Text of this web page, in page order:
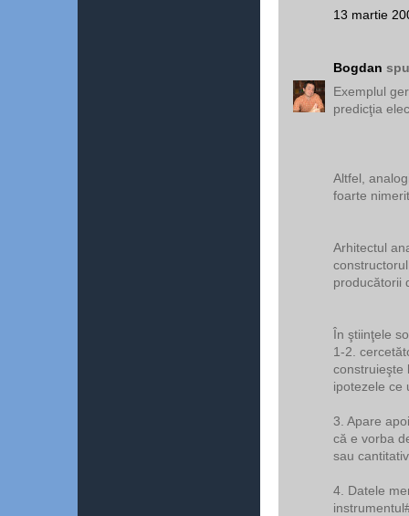
13 martie
Bogdan
Exemplul
predicţia
Altfel,
foarte
Arhitectul
producătorii
În ştiinţele
1-2.
construieşte
ipotezele ce
3. Apare
că e vorba
sau
4. Datele